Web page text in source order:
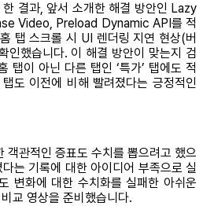
결과, 앞서 소개한 해결 방안인 Lazy
Video, Preload Dynamic API를 적
탭 스크롤 시 UI 렌더링 지연 현상(버
인했습니다. 이 해결 방안이 맞는지 검
탭이 아닌 다른 탭인 ‘특가’ 탭에도 적
도 이전에 비해 빨려졌다는 긍정적인
객관적인 증표도 수치를 뽑으려고 했으
는 기록에 대한 아이디어 부족으로 실
변화에 대한 수치화를 실패한 아쉬운
교 영상을 준비했습니다.